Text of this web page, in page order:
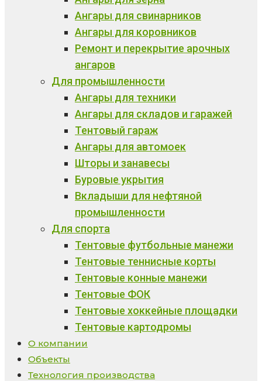
Ангары для свинарников
Ангары для коровников
Ремонт и перекрытие арочных
ангаров
Для промышленности
Ангары для техники
Ангары для складов и гаражей
Тентовый гараж
Ангары для автомоек
Шторы и занавесы
Буровые укрытия
Вкладыши для нефтяной
промышленности
Для спорта
Тентовые футбольные манежи
Тентовые теннисные корты
Тентовые конные манежи
Тентовые ФОК
Тентовые хоккейные площадки
Тентовые картодромы
О компании
Объекты
Технология производства